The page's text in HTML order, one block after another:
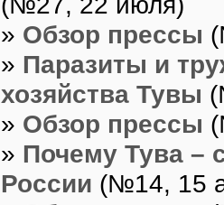
» Обзор прессы
» Паразиты и
хозяйства Тувы
» Обзор прессы
» Почему Тува –
России (№14, 15